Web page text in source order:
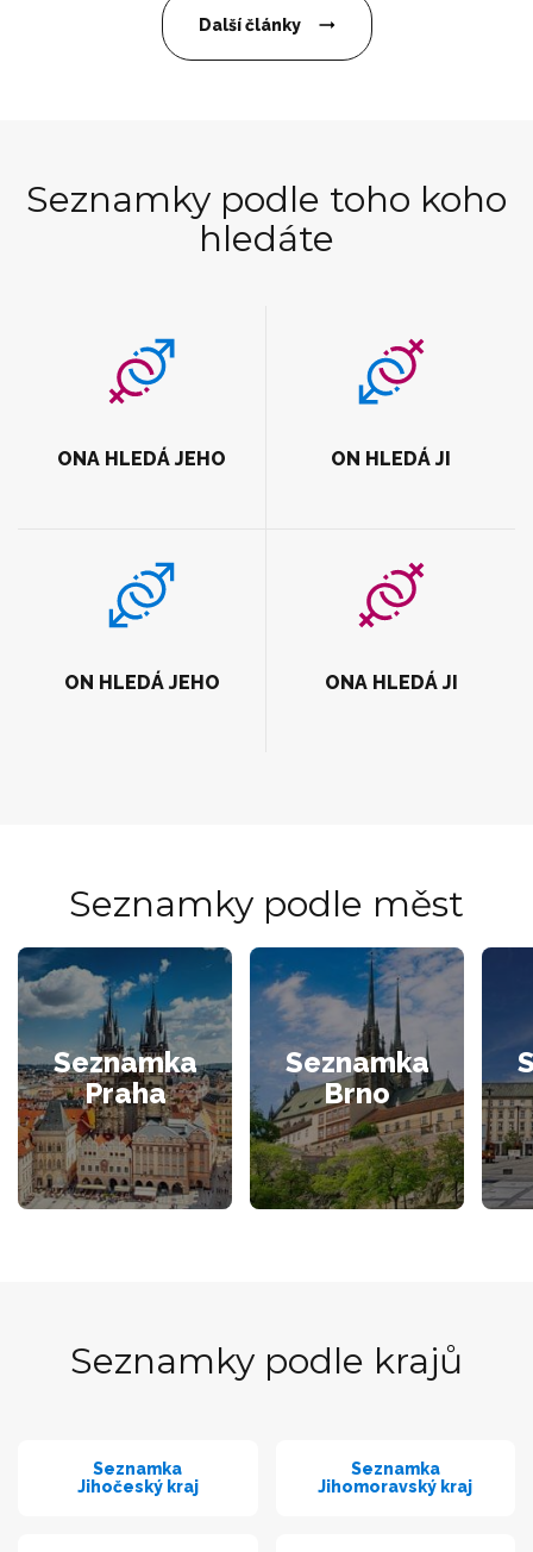
Další články
Seznamky podle toho koho
hledáte
ONA HLEDÁ JEHO ON HLEDÁ JI
ON HLEDÁ JEHO ONA HLEDÁ JI
Seznamky podle měst
Seznamka
Praha
Seznamka
Brno
Seznamky podle krajů
Seznamka
Jihočeský kraj
Seznamka
Jihomoravský kraj